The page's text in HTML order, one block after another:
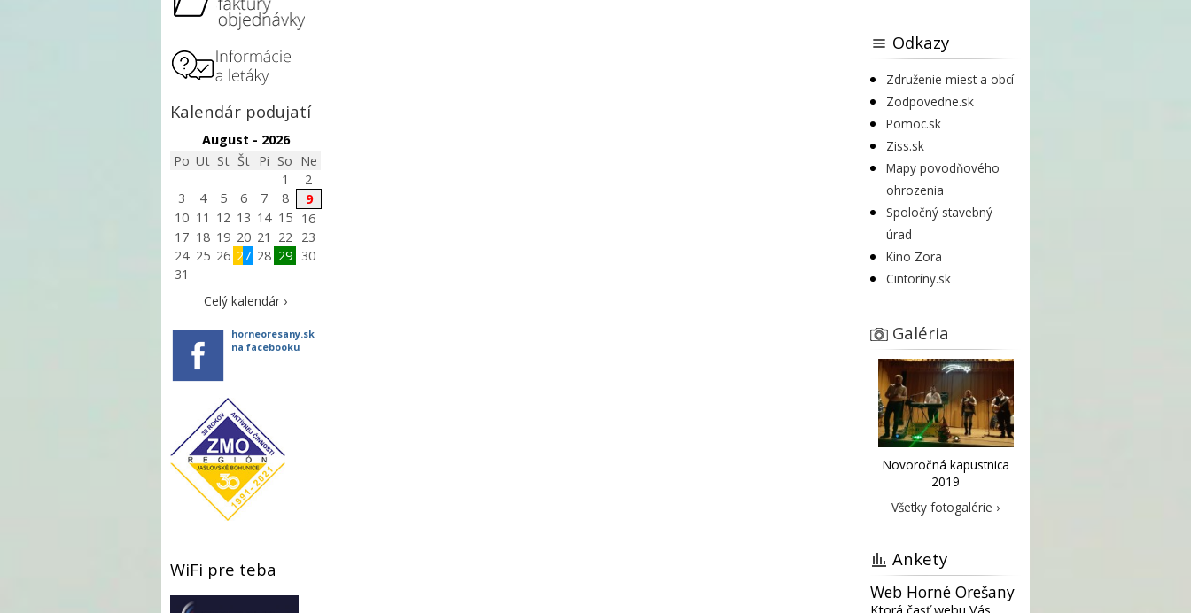
Kalendár podujatí
August - 2026
Po Ut St Št Pi So Ne
1
2
3
4 5 6 7 8
9
10 11 12 13 14 15
16
17 18 19 20 21 22
23
24 25 26 27 28 29
30
31
Celý kalendár ›
horneoresany.sk
na facebooku
WiFi pre teba
Odkazy
Združenie miest a obcí
Zodpovedne.sk
Pomoc.sk
Ziss.sk
Mapy povodňového
ohrozenia
Spoločný stavebný
úrad
Kino Zora
Cintoríny.sk
Galéria
Novoročná kapustnica
2019
Všetky fotogalérie ›
Ankety
Web Horné Orešany
Ktorá časť webu Vás